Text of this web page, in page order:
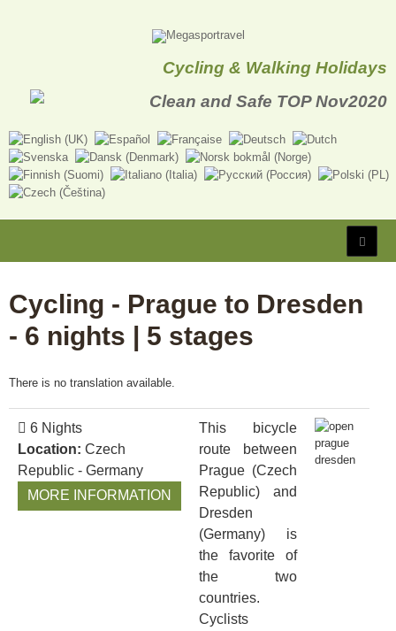
Cycling & Walking Holidays
Cycling - Prague to Dresden
- 6 nights | 5 stages
There is no translation available.
6 Nights
Location: Czech
Republic - Germany
MORE INFORMATION
This bicycle
route between
Prague (Czech
Republic) and
Dresden
(Germany) is
the favorite of
the two
countries.
Cyclists